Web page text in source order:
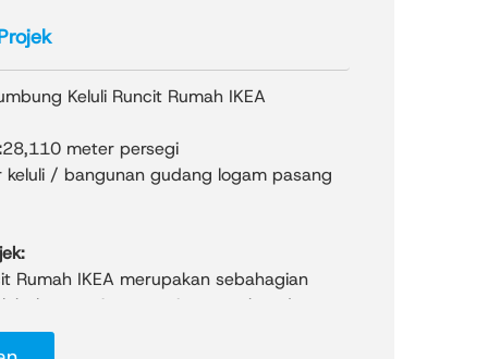
Keluli Runcit Rumah IKEA
28,110 meter persegi
keluli / bangunan gudang logam pasang
Rumah IKEA merupakan sebahagian
peneraju peruncitan perabot dan
Sweden—salah satu pembekal